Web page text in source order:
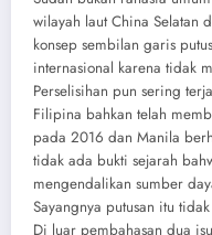
wilayah laut China Selatan
konsep sembilan garis
internasional karena tidak
Perselisihan pun sering
Filipina bahkan telah
pada 2016 dan Manila
tidak ada bukti sejarah
mengendalikan sumber
Sayangnya putusan itu
Di luar pembahasan dua